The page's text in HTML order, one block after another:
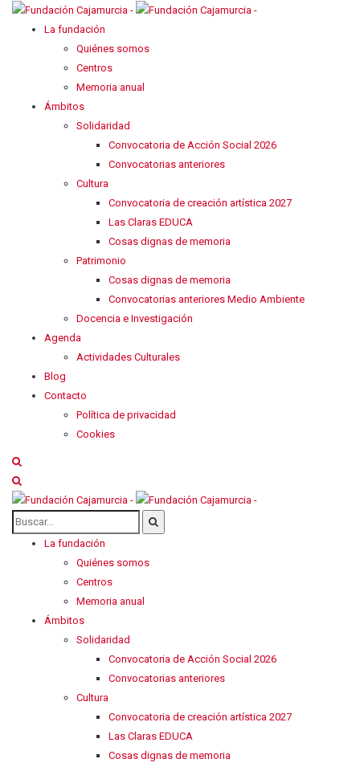
La fundación
Quiénes somos
Centros
Memoria anual
Ámbitos
Solidaridad
Convocatoria de Acción Social 2026
Convocatorias anteriores
Cultura
Convocatoria de creación artística 2027
Las Claras EDUCA
Cosas dignas de memoria
Patrimonio
Cosas dignas de memoria
Convocatorias anteriores Medio Ambiente
Docencia e Investigación
Agenda
Actividades Culturales
Blog
Contacto
Política de privacidad
Cookies
La fundación
Quiénes somos
Centros
Memoria anual
Ámbitos
Solidaridad
Convocatoria de Acción Social 2026
Convocatorias anteriores
Cultura
Convocatoria de creación artística 2027
Las Claras EDUCA
Cosas dignas de memoria